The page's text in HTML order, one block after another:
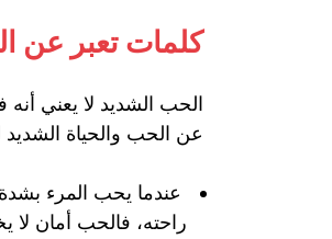
كلمات تعبر عن
الحب الشديد لا يعني
عن الحب والحياة
عندما يحب المرء
راحته، فالحب أمان لا